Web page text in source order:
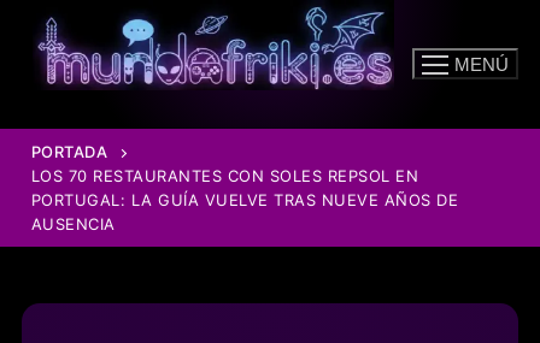
contenido
MENÚ
PORTADA
LOS 70 RESTAURANTES CON SOLES REPSOL EN
PORTUGAL: LA GUÍA VUELVE TRAS NUEVE AÑOS DE
AUSENCIA